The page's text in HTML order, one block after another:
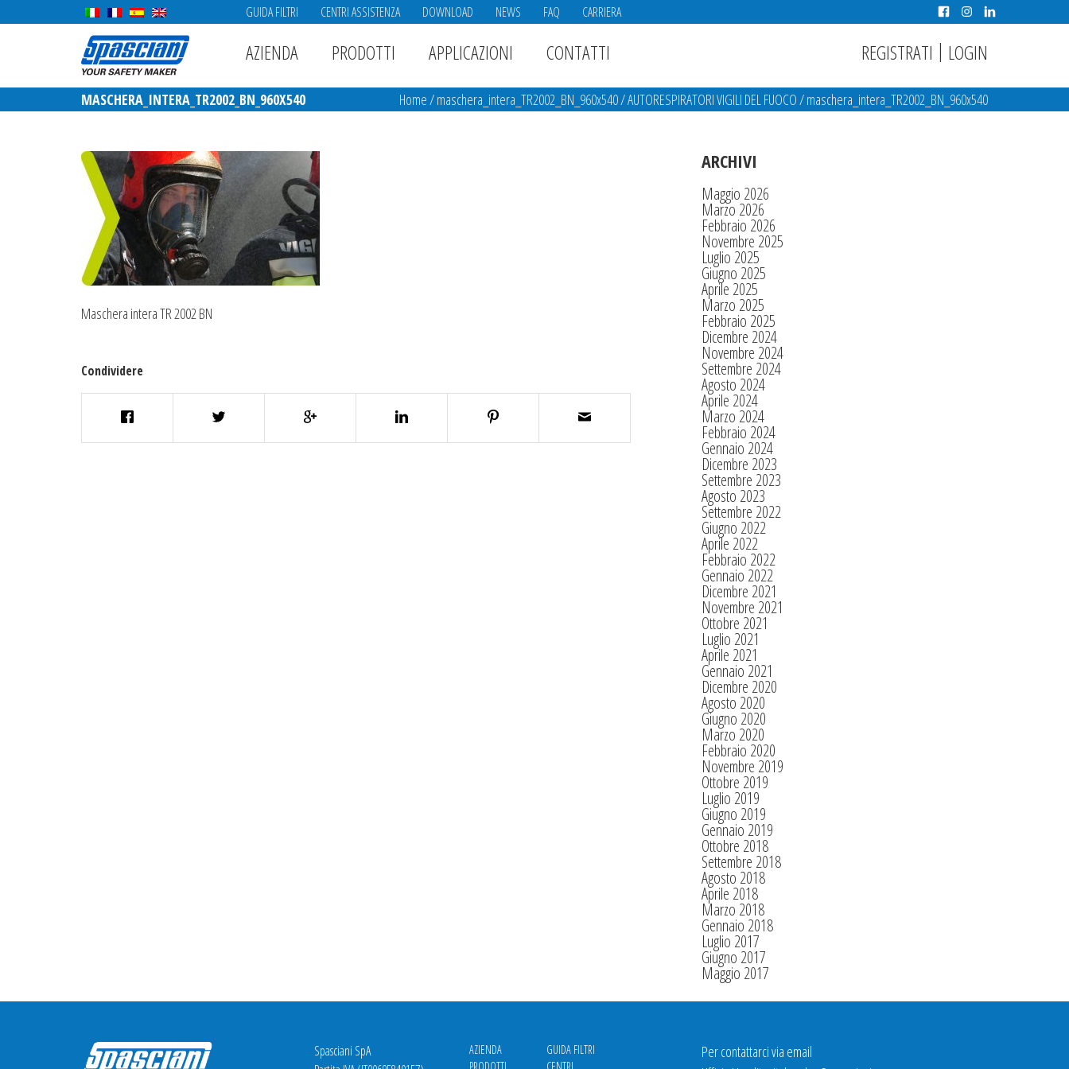
GUIDA FILTRI CENTRI ASSISTENZA DOWNLOAD NEWS FAQ CARRIERA
AZIENDA PRODOTTI APPLICAZIONI CONTATTI REGISTRATI | LOGIN
MASCHERA_INTERA_TR2002_BN_960X540 Home/maschera_intera_TR2002_BN_960x540/AUTORESPIRATORI VIGILI DEL FUOCO/maschera_intera_TR2002_BN_960x540
Maschera intera TR 2002 BN
Condividere
ARCHIVI
Maggio 2026
Marzo 2026
Febbraio 2026
Novembre 2025
Luglio 2025
Giugno 2025
Aprile 2025
Marzo 2025
Febbraio 2025
Dicembre 2024
Novembre 2024
Settembre 2024
Agosto 2024
Aprile 2024
Marzo 2024
Febbraio 2024
Gennaio 2024
Dicembre 2023
Settembre 2023
Agosto 2023
Settembre 2022
Giugno 2022
Aprile 2022
Febbraio 2022
Gennaio 2022
Dicembre 2021
Novembre 2021
Ottobre 2021
Luglio 2021
Aprile 2021
Gennaio 2021
Dicembre 2020
Agosto 2020
Giugno 2020
Marzo 2020
Febbraio 2020
Novembre 2019
Ottobre 2019
Luglio 2019
Giugno 2019
Gennaio 2019
Ottobre 2018
Settembre 2018
Agosto 2018
Aprile 2018
Marzo 2018
Gennaio 2018
Luglio 2017
Giugno 2017
Maggio 2017
Spasciani SpA
AZIENDA
GUIDA FILTRI
Per contattarci via email